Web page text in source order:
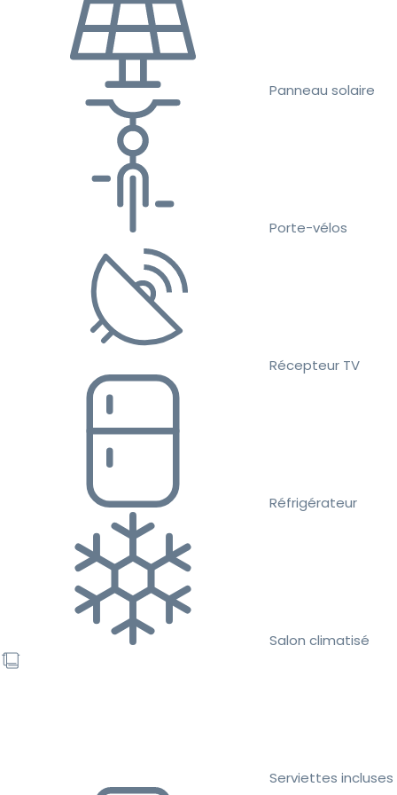
Panneau solaire
Porte-vélos
Récepteur TV
Réfrigérateur
Salon climatisé
Serviettes incluses